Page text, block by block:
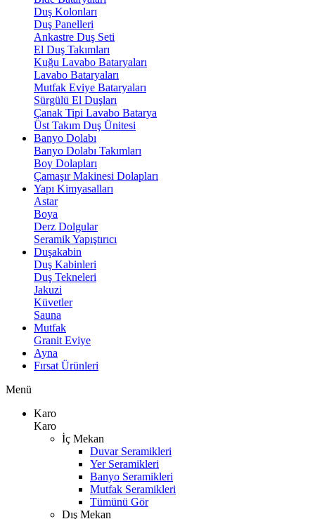
Duş Kolonları
Duş Panelleri
Ankastre Duş Seti
El Duş Takımları
Kuğu Lavabo Bataryaları
Lavabo Bataryaları
Mutfak Eviye Bataryaları
Sürgülü El Duşları
Çanak Tipi Lavabo Batarya
Üst Takım Duş Ünitesi
Banyo Dolabı
Banyo Dolabı Takımları
Boy Dolapları
Çamaşır Makinesi Dolapları
Yapı Kimyasalları
Astar
Boya
Derz Dolgular
Seramik Yapıştırıcı
Duşakabin
Duş Kabinleri
Duş Tekneleri
Jakuzi
Küvetler
Sauna
Mutfak
Granit Eviye
Ayna
Fırsat Ürünleri
Menü
Karo
Karo
İç Mekan
Duvar Seramikleri
Yer Seramikleri
Banyo Seramikleri
Mutfak Seramikleri
Tümünü Gör
Dış Mekan